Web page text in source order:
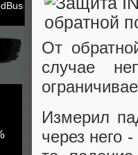
От
случае
Измерил
через него